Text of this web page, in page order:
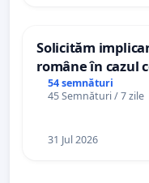
Solicităm
române în cazul
Wiliam Kristian
plasament în
54 semnături
45 Semnături / 7 zile
31 Jul 2026